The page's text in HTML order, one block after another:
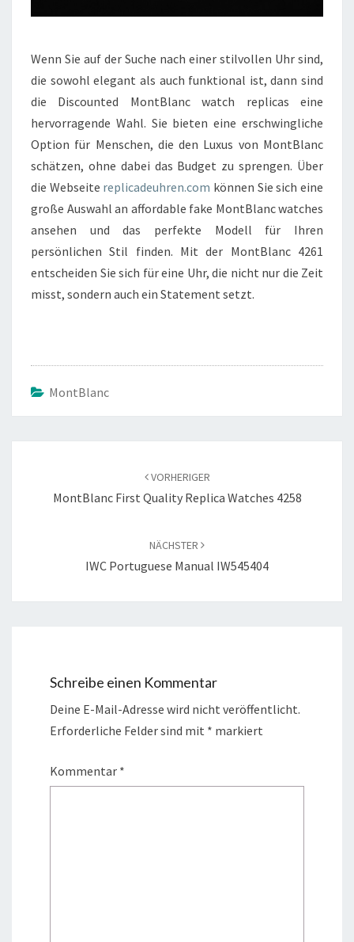
Wenn Sie auf der Suche nach einer stilvollen Uhr sind,
die sowohl elegant als auch funktional ist, dann sind
die Discounted MontBlanc watch replicas eine
hervorragende Wahl. Sie bieten eine erschwingliche
Option für Menschen, die den Luxus von MontBlanc
schätzen, ohne dabei das Budget zu sprengen. Über
die Webseite replicadeuhren.com können Sie sich eine
große Auswahl an affordable fake MontBlanc watches
ansehen und das perfekte Modell für Ihren
persönlichen Stil finden. Mit der MontBlanc 4261
entscheiden Sie sich für eine Uhr, die nicht nur die Zeit
misst, sondern auch ein Statement setzt.
MontBlanc
VORHERIGER
MontBlanc First Quality Replica Watches 4258
NÄCHSTER
IWC Portuguese Manual IW545404
Schreibe einen Kommentar
Deine E-Mail-Adresse wird nicht veröffentlicht.
Erforderliche Felder sind mit * markiert
Kommentar *